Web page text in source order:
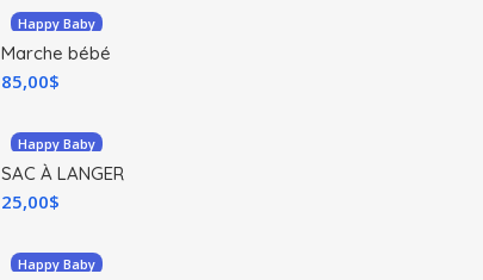
Happy Baby
Marche bébé
85,00$
Happy Baby
SAC À LANGER
25,00$
Happy Baby